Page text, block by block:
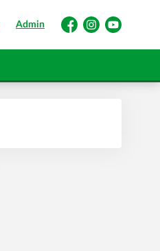
Admin
FacebookInstagramYouTube